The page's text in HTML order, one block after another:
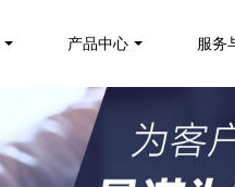
产品中心 服务